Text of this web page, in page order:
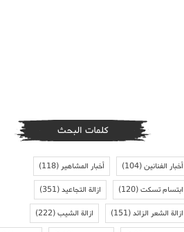
كلمات البحث
أخبار الفنانين(104) أخبار المشاهير(118)
ابتسام تسكت(120) ازالة التجاعيد(351)
ازالة الشعر الزائد(151) ازالة الشيب(222)